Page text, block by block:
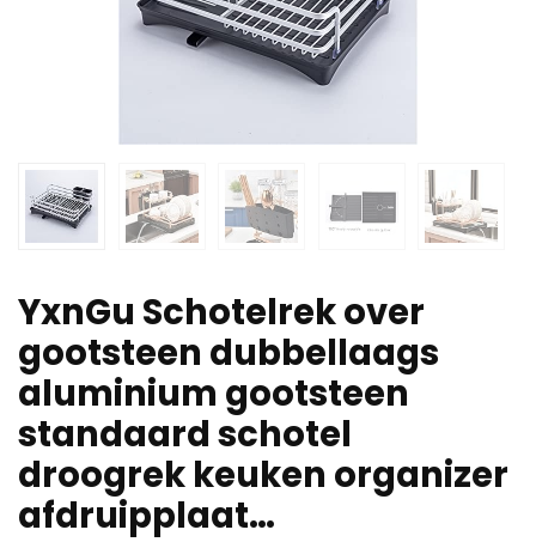
YxnGu Schotelrek over
gootsteen dubbellaags
aluminium gootsteen
standaard schotel
droogrek keuken organizer
afdruipplaat…